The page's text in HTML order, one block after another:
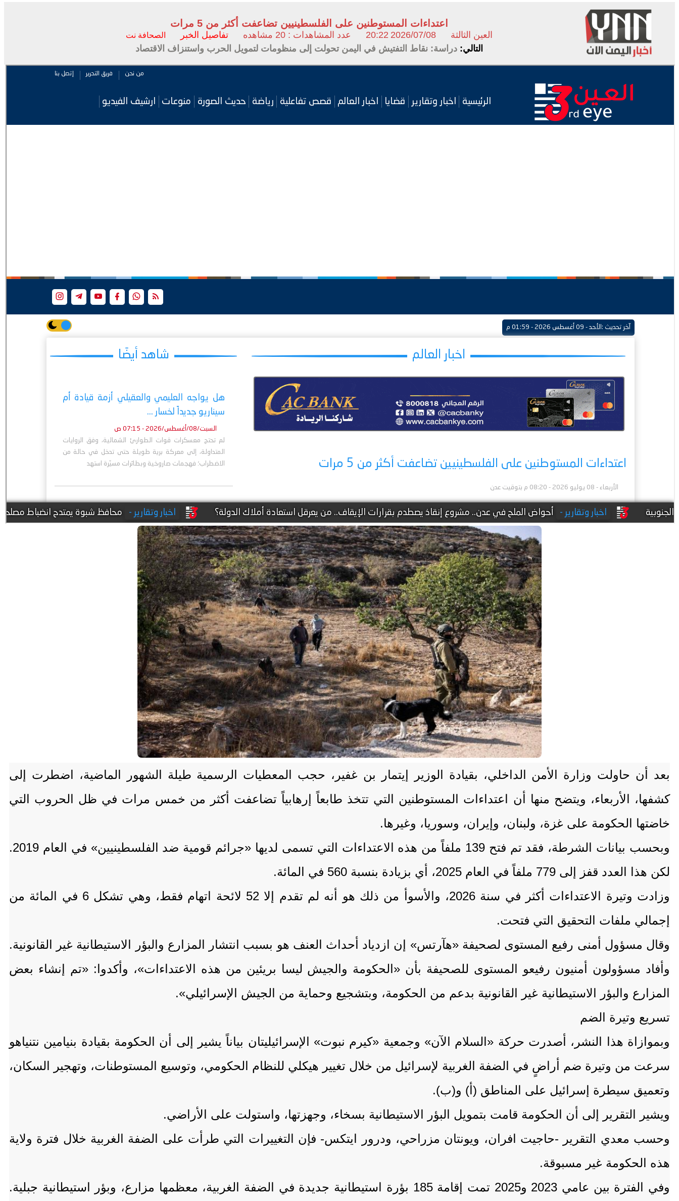
اعتداءات المستوطنين على الفلسطينيين تضاعفت أكثر من 5 مرات
العين الثالثة 2026/07/08
20:22 عدد المشاهدات : 20 مشاهده تفاصيل الخبر الصحافة نت
التالي:دراسة: نقاط التفتيش في اليمن تحولت إلى منظومات لتمويل الحرب واستنزاف الاقتصاد
بعد أن حاولت وزارة الأمن الداخلي، بقيادة الوزير إيتمار بن غفير، حجب المعطيات الرسمية طيلة الشهور الماضية، اضطرت إلى
كشفها، الأربعاء، ويتضح منها أن اعتداءات المستوطنين التي تتخذ طابعاً إرهابياً تضاعفت أكثر من خمس مرات في ظل الحروب التي
خاضتها الحكومة على غزة، ولبنان، وإيران، وسوريا، وغيرها.
وبحسب بيانات الشرطة، فقد تم فتح 139 ملفاً من هذه الاعتداءات التي تسمى لديها «جرائم قومية ضد الفلسطينيين» في العام 2019.
لكن هذا العدد قفز إلى 779 ملفاً في العام 2025، أي بزيادة بنسبة 560 في المائة.
وزادت وتيرة الاعتداءات أكثر في سنة 2026، والأسوأ من ذلك هو أنه لم تقدم إلا 52 لائحة اتهام فقط، وهي تشكل 6 في المائة من
إجمالي ملفات التحقيق التي فتحت.
وقال مسؤول أمنى رفيع المستوى لصحيفة «هآرتس» إن ازدياد أحداث العنف هو بسبب انتشار المزارع والبؤر الاستيطانية غير القانونية.
وأفاد مسؤولون أمنيون رفيعو المستوى للصحيفة بأن «الحكومة والجيش ليسا بريئين من هذه الاعتداءات»، وأكدوا: «تم إنشاء بعض
المزارع والبؤر الاستيطانية غير القانونية بدعم من الحكومة، وبتشجيع وحماية من الجيش الإسرائيلي».
تسريع وتيرة الضم
وبموازاة هذا النشر، أصدرت حركة «السلام الآن» وجمعية «كيرم نبوت» الإسرائيليتان بياناً يشير إلى أن الحكومة بقيادة بنيامين نتنياهو
سرعت من وتيرة ضم أراضٍ في الضفة الغربية لإسرائيل من خلال تغيير هيكلي للنظام الحكومي، وتوسيع المستوطنات، وتهجير السكان،
وتعميق سيطرة إسرائيل على المناطق (أ) و(ب).
ويشير التقرير إلى أن الحكومة قامت بتمويل البؤر الاستيطانية بسخاء، وجهزتها، واستولت على الأراضي.
وحسب معدي التقرير -حاجيت افران، ويونتان مزراحي، ودرور ايتكس- فإن التغييرات التي طرأت على الضفة الغربية خلال فترة ولاية
هذه الحكومة غير مسبوقة.
وفي الفترة بين عامي 2023 و2025 تمت إقامة 185 بؤرة استيطانية جديدة في الضفة الغربية، معظمها مزارع، وبؤر استيطانية جبلية.